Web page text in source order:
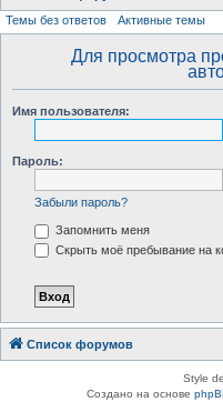
Темы без ответов Активные темы
Для просмотра
Имя пользователя:
Пароль:
Забыли пароль?
Запомнить меня
Скрыть моё пребывание на
Список форумов
Style
Создано на основе